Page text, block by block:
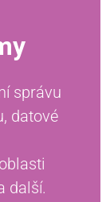
správu
datové
další.